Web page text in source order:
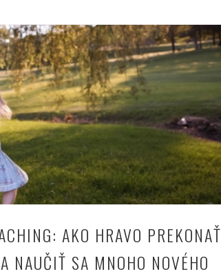
AKO HRAVO PREKONAŤ
NAUČIŤ SA MNOHO NOVÉHO